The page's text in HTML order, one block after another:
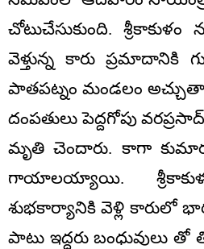
చోటుచేసుకుంది.
వెళ్తున్న కారు ప్రమాదానికి
పాతపట్నం మండలం
దంపతులు పెద్దగోపు
మృతి చెందారు. కాగా
గాయాలయ్యాయి.
శుభకార్యానికి వెళ్లి కారులో
పాటు ఇద్దరు బంధువులు తో